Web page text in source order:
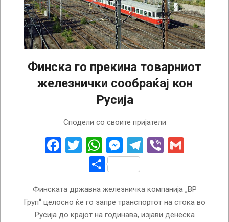
Финска го прекина товарниот
железнички сообраќај кон
Русија
Сподели со своите пријатели
Facebook
Twitter
WhatsApp
Messenger
Telegram
Viber
Share
Финската државна железничка компанија „ВР
Груп“ целосно ќе го запре транспортот на стока во
Русија до крајот на годинава, изјави денеска